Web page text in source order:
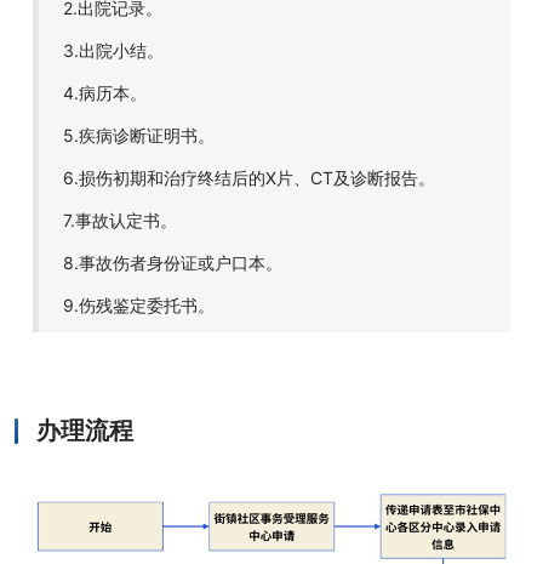
2.出院记录。
3.出院小结。
4.病历本。
5.疾病诊断证明书。
6.损伤初期和治疗终结后的X片、CT及诊断报告。
7.事故认定书。
8.事故伤者身份证或户口本。
9.伤残鉴定委托书。
办理流程